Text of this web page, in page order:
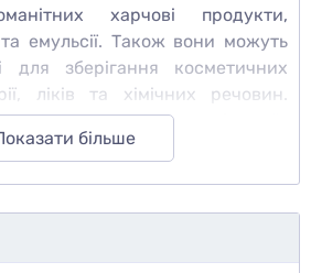
харчові продукти,
емульсії. Також вони можуть
для зберігання косметичних
ліків та хімічних речовин.
цих банок роблять їх
в будь-яких умовах.
більше